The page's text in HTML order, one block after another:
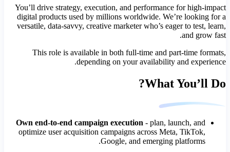
You’ll drive strategy, execution, and performance for high‑impact
digital products used by millions worldwide. We’re looking for a
versatile, data‑savvy, creative marketer who’s eager to test, learn,
and grow fast.
This role is available in both full‑time and part‑time formats,
depending on your availability and experience.
What You’ll Do?
Own end-to-end campaign execution - plan, launch, and
optimize user acquisition campaigns across Meta, TikTok,
Google, and emerging platforms.